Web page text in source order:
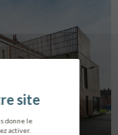
donne le
activer.